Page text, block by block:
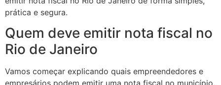
prática e segura.
Quem deve emitir nota fiscal no
Rio de Janeiro
Vamos começar explicando quais empreendedores e